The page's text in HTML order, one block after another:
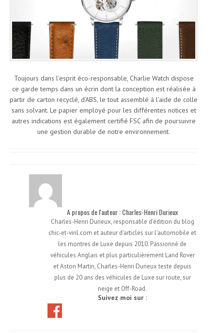
Toujours dans l’esprit éco-responsable, Charlie Watch dispose
ce garde temps dans un écrin dont la conception est réalisée à
partir de carton recyclé, d’ABS, le tout assemblé à l’aide de colle
sans solvant. Le papier employé pour les différentes notices et
autres indications est également certifié FSC afin de poursuivre
une gestion durable de notre environnement.
A propos de l'auteur : Charles-Henri Durieux
Charles-Henri Durieux, responsable d'édition du blog
chic-et-viril.com et auteur d'articles sur l'automobile et
les montres de Luxe depuis 2010. Passionné de
véhicules Anglais et plus particulièrement Land Rover
et Aston Martin, Charles-Henri Durieux teste depuis
plus de 20 ans des véhicules de Luxe sur route, sur
neige et Off-Road.
Suivez moi sur :